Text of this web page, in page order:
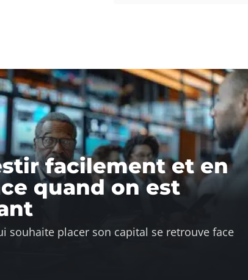
facilement et en
quand on est
souhaite placer son capital se retrouve face